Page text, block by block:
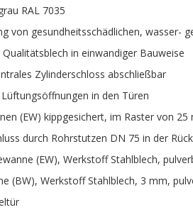
RAL 7035
von gesundheitsschädlichen, wasser-
Qualitätsblech in einwandiger Bauweise
Zylinderschloss abschließbar
in den Türen
(EW) kippgesichert, im Raster von
durch Rohrstutzen DN 75 in der
(EW), Werkstoff Stahlblech,
(BW), Werkstoff Stahlblech, 3 mm,